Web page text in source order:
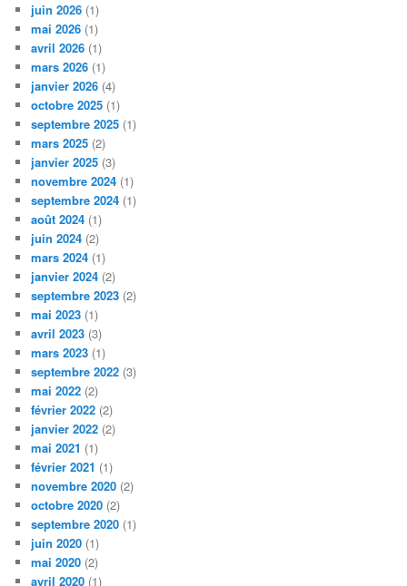
juin 2026 (1)
mai 2026 (1)
avril 2026 (1)
mars 2026 (1)
janvier 2026 (4)
octobre 2025 (1)
septembre 2025 (1)
mars 2025 (2)
janvier 2025 (3)
novembre 2024 (1)
septembre 2024 (1)
août 2024 (1)
juin 2024 (2)
mars 2024 (1)
janvier 2024 (2)
septembre 2023 (2)
mai 2023 (1)
avril 2023 (3)
mars 2023 (1)
septembre 2022 (3)
mai 2022 (2)
février 2022 (2)
janvier 2022 (2)
mai 2021 (1)
février 2021 (1)
novembre 2020 (2)
octobre 2020 (2)
septembre 2020 (1)
juin 2020 (1)
mai 2020 (2)
avril 2020 (1)